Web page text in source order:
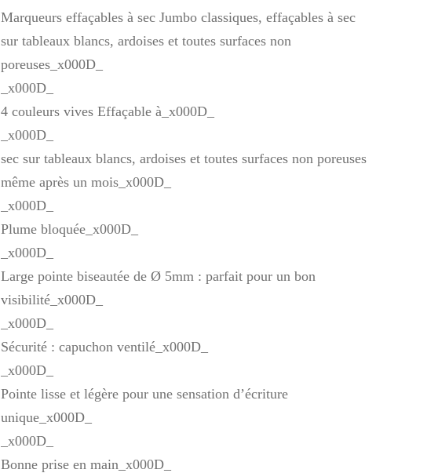
Marqueurs effaçables à sec Jumbo classiques, effaçables à sec
sur tableaux blancs, ardoises et toutes surfaces non
poreuses_x000D_
_x000D_
4 couleurs vives Effaçable à_x000D_
_x000D_
sec sur tableaux blancs, ardoises et toutes surfaces non poreuses
même après un mois_x000D_
_x000D_
Plume bloquée_x000D_
_x000D_
Large pointe biseautée de Ø 5mm : parfait pour un bon
visibilité_x000D_
_x000D_
Sécurité : capuchon ventilé_x000D_
_x000D_
Pointe lisse et légère pour une sensation d’écriture
unique_x000D_
_x000D_
Bonne prise en main_x000D_